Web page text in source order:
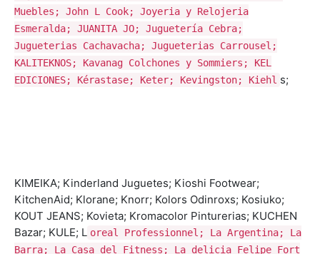
Muebles; John L Cook; Joyeria y Relojeria
Esmeralda; JUANITA JO; Juguetería Cebra;
Jugueterias Cachavacha; Jugueterias Carrousel;
KALITEKNOS; Kavanag Colchones y Sommiers; KEL
EDICIONES; Kérastase; Keter; Kevingston; Kiehl s;
KIMEIKA; Kinderland Juguetes; Kioshi Footwear;
KitchenAid; Klorane; Knorr; Kolors Odinroxs; Kosiuko;
KOUT JEANS; Kovieta; Kromacolor Pinturerias; KUCHEN
Bazar; KULE; L oreal Professionnel; La Argentina; La
Barra; La Casa del Fitness; La delicia Felipe Fort